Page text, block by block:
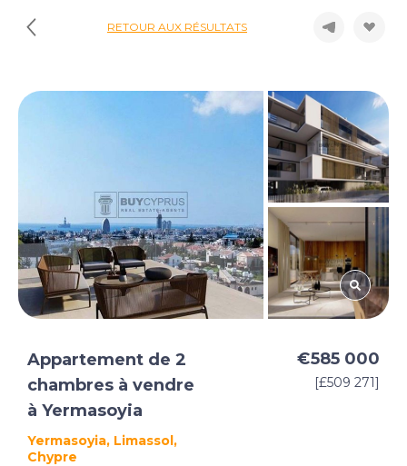
RETOUR AUX RÉSULTATS
Appartement de 2
chambres à vendre
à Yermasoyia
Yermasoyia, Limassol,
Chypre
€585 000
[£509 271]